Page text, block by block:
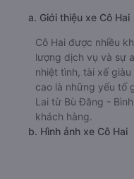
a. Giới thiệu xe Cô Hai
Cô Hai được nhiều
lượng dịch vụ và sự
nhiệt tình, tài xế
cao là những yếu tố
Lai từ Bù Đăng -
khách hàng.
b. Hình ảnh xe Cô Hai